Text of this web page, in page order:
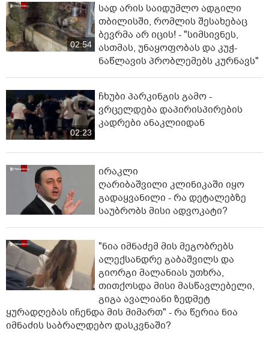
02:54
სად არის საიდუმლო ადგილი
თბილისში, რომლის შესახებაც
ბევრმა არ იცის! - "სიმსივნეს,
ასთმას, უნაყოფობას და კუჭ-
ნაწლავის პრობლემებს კურნავს"
02:23
ჩხუბი პარკინგის გამო -
ვრცელდება დაპირისპირების
კადრები ანაკლიიდან
ირაკლი
ღარიბაშვილი კლინიკაში იყო
გადაყვანილი - რა დეტალებზე
საუბრობს მისი ადვოკატი?
"ნია იმნაძემ მის მეგობრებს
ალექსანდრე გაბაშვილს და
გიორგი მალანიას უთხრა,
თითქოსდა მისი მასწავლებელი,
გიგა ავალიანი ზედმეტ
ყურადღებას იჩენდა მის მიმართ" - რა წერია ნია
იმნაძის საბრალდებო დასკვნაში?